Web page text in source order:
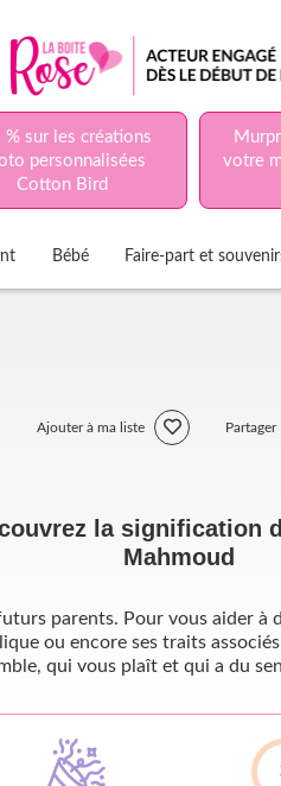
% sur les créations
personnalisées
Cotton Bird
votre
Bébé Faire-part et
Ajouter à ma liste Partager
la signification
Mahmoud
parents. Pour vous aider
ou encore ses traits
qui vous plaît et qui a du